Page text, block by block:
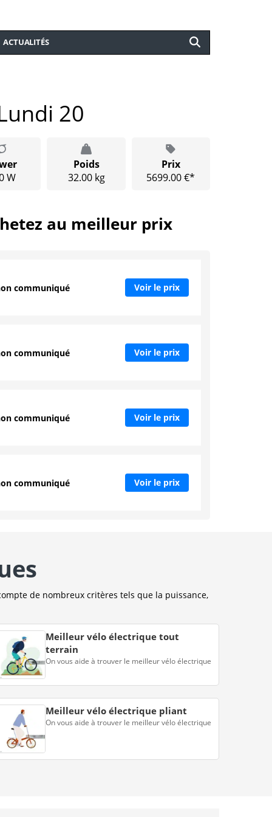
ACTUALITÉS
20
W
Poids
32.00 kg
Prix
5699.00 €*
au meilleur prix
communiqué Voir le prix
communiqué Voir le prix
communiqué Voir le prix
communiqué Voir le prix
de nombreux critères tels que la puissance,
Meilleur vélo électrique tout
terrain
On vous aide à trouver le meilleur vélo électrique
Meilleur vélo électrique pliant
On vous aide à trouver le meilleur vélo électrique